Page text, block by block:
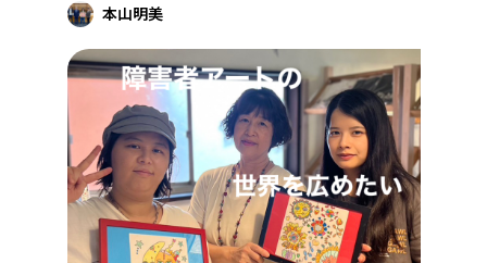
中部
近畿
中国
四国
九州・沖縄
環境・エシカル
社会貢献
地域からさがす
北海道・東北
北海道 青森 岩手 宮城 秋田 山形
茨城 栃木 群馬 埼玉 千葉 東京
新潟 富山 石川 福井 山梨 長野
本山明美